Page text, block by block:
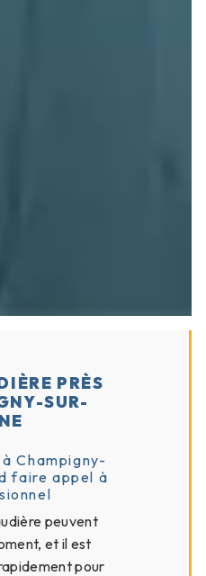
PRÈS
SUR-
Champigny-
faire appel à
peuvent
et il est
pour